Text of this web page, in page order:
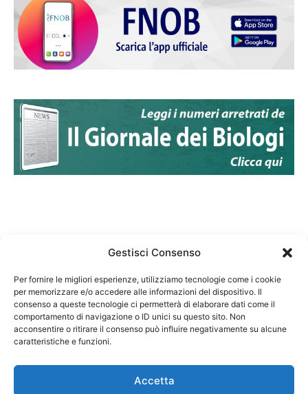
Gestisci Consenso
Per fornire le migliori esperienze, utilizziamo tecnologie come i cookie
per memorizzare e/o accedere alle informazioni del dispositivo. Il
consenso a queste tecnologie ci permetterà di elaborare dati come il
comportamento di navigazione o ID unici su questo sito. Non
acconsentire o ritirare il consenso può influire negativamente su alcune
caratteristiche e funzioni.
Accetta
Federazione Nazionale Degli Ordini dei Biologi:
codice fiscale 80069130583
Responsabile sito internet www.fnob.it: Vincenzo